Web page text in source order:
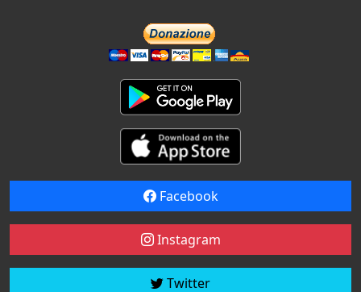
Facebook
Instagram
Twitter